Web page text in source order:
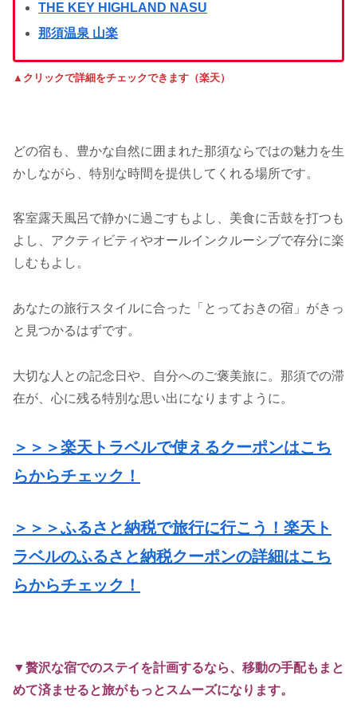
THE KEY HIGHLAND NASU
那須温泉 山楽
▲クリックで詳細をチェックできます（楽天）
どの宿も、豊かな自然に囲まれた那須ならではの魅力を生
かしながら、特別な時間を提供してくれる場所です。
客室露天風呂で静かに過ごすもよし、美食に舌鼓を打つも
よし、アクティビティやオールインクルーシブで存分に楽
しむもよし。
あなたの旅行スタイルに合った「とっておきの宿」がきっ
と見つかるはずです。
大切な人との記念日や、自分へのご褒美旅に。那須での滞
在が、心に残る特別な思い出になりますように。
＞＞＞楽天トラベルで使えるクーポンはこち
らからチェック！
＞＞＞ふるさと納税で旅行に行こう！楽天ト
ラベルのふるさと納税クーポンの詳細はこち
らからチェック！
▼贅沢な宿でのステイを計画するなら、移動の手配もまと
めて済ませると旅がもっとスムーズになります。